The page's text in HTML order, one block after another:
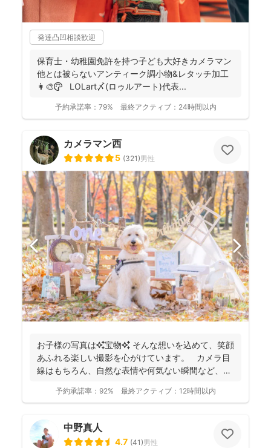
発達凸凹相談歓迎
保育士・幼稚園免許を持つ子ども大好きカメラマン
他とは被らないアンティーク調小物&レタッチ加工
👩‍🎨🎨 LOLart〆(ロゥルアート)代表...
予約承諾率： 79% 最終アクティブ： 24時間以内
カメラマン西
5 (321)男性
お子様の写真は✨宝物✨ そんな想いを込めて、笑顔
あふれる楽しい撮影を心がけています。 カメラ目
線はもちろん、自然な表情や何気ない瞬間など、ご
予約承諾率： 92% 最終アクティブ： 12時間以内
中野真人
4.7 (41)男性